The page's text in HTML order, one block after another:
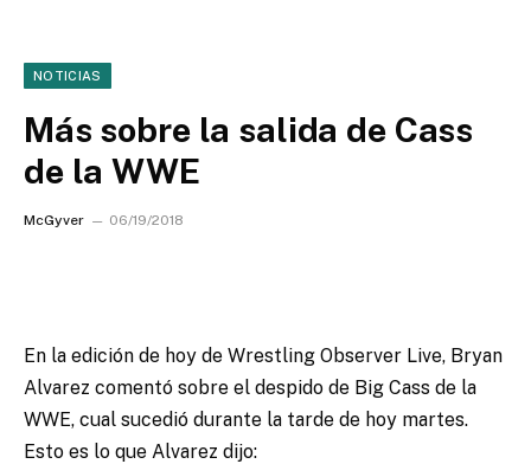
NOTICIAS
Más sobre la salida de Cass
de la WWE
McGyver 06/19/2018
En la edición de hoy de Wrestling Observer Live, Bryan
Alvarez comentó sobre el despido de Big Cass de la
WWE, cual sucedió durante la tarde de hoy martes.
Esto es lo que Alvarez dijo: